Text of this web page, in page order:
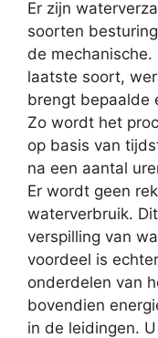
Er zijn
soorten
de mechanische.
laatste soort,
brengt bepaalde
Zo wordt het
op basis van
na een aantal
Er wordt geen
waterverbruik.
verspilling van
voordeel is
onderdelen van
bovendien
in de leidingen.